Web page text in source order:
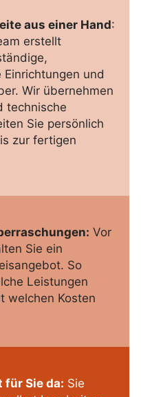
aus einer Hand:
erstellt
und
Wir übernehmen
technische
Sie persönlich
zur fertigen
Vor
Sie ein
So
Leistungen
welchen Kosten
für Sie da: Sie